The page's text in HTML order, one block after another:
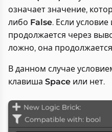
означает значение,
либо False. Если условие
продолжается через
ложно, она
В данном случае
клавиша Space или нет.